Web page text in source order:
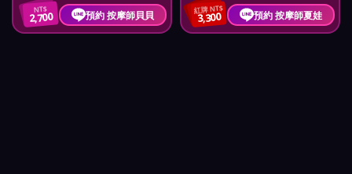
NT$
2,700 預約 按摩師貝貝 紅牌 NT$
3,300 預約 按摩師夏娃